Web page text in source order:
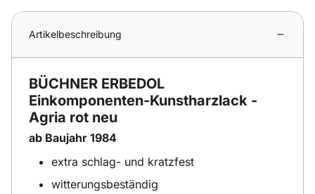
Artikelbeschreibung
BÜCHNER ERBEDOL
Einkomponenten-Kunstharzlack -
Agria rot neu
ab Baujahr 1984
extra schlag- und kratzfest
witterungsbeständig